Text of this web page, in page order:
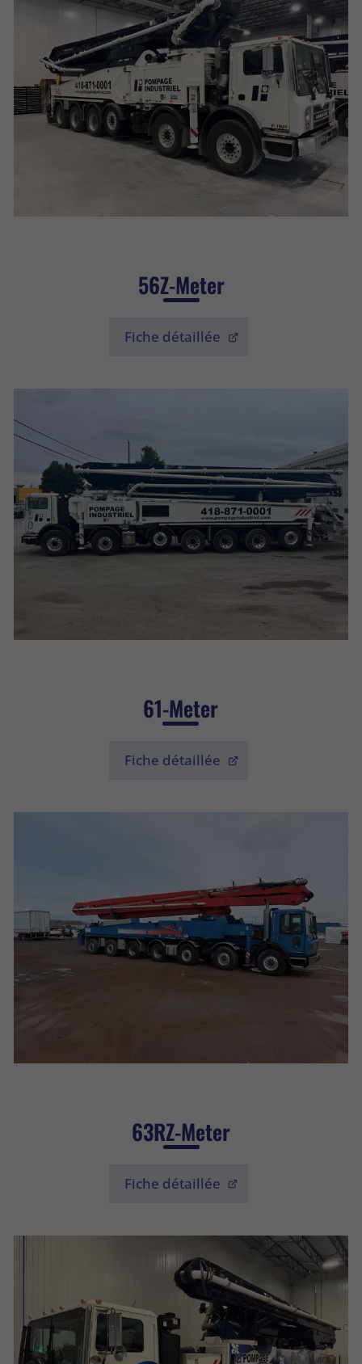
56Z-Meter
Fiche détaillée
61-Meter
Fiche détaillée
63RZ-Meter
Fiche détaillée